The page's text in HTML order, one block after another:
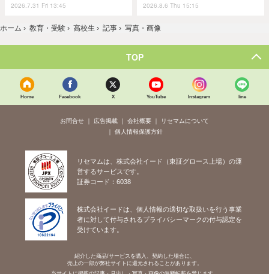
2026.7.31 Fri 13:45 2026.8.6 Thu 15:15
ホーム › 教育・受験 › 高校生 › 記事 › 写真・画像
TOP
Home Facebook X YouTube Instagram line
お問合せ 広告掲載 会社概要
リセマムについて
個人情報保護方針
リセマムは、株式会社イード（東証グロース上場）の運
営するサービスです。
証券コード：6038
株式会社イードは、個人情報の適切な取扱いを行う事業
者に対して付与されるプライバシーマークの付与認定を
受けています。
紹介した商品/サービスを購入、契約した場合に、
売上の一部が弊社サイトに還元されることがあります。